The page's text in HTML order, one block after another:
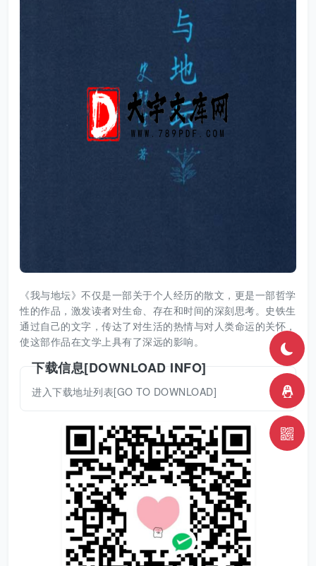
《我与地坛》不仅是一部关于个人经历的散文，更是一部哲学
性的作品，激发读者对生命、存在和时间的深刻思考。史铁生
通过自己的文字，传达了对生活的热情与对人类命运的关怀，
使这部作品在文学上具有了深远的影响。
下载信息[DOWNLOAD INFO]
进入下载地址列表[GO TO DOWNLOAD]